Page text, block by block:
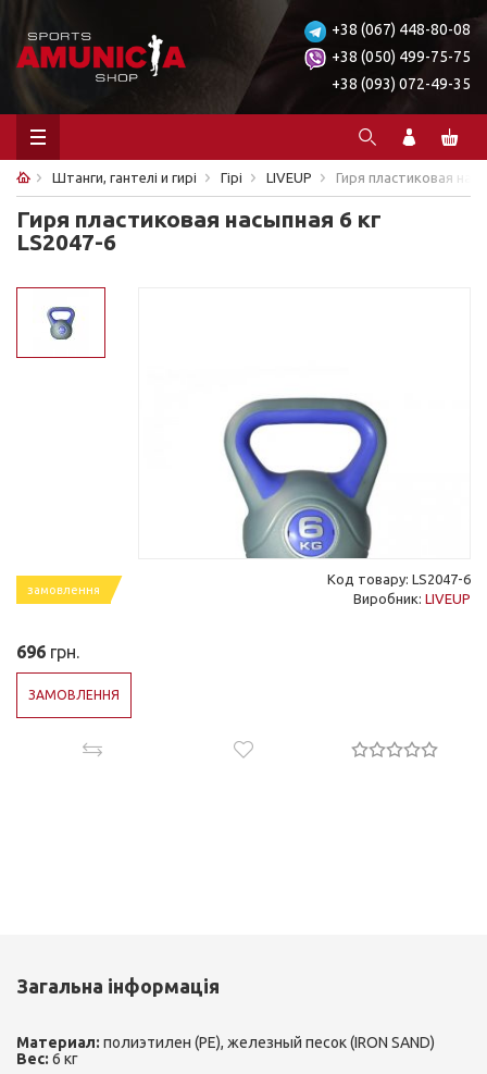
+38 (067) 448-80-08
+38 (050) 499-75-75
+38 (093) 072-49-35
Штанги, гантелі и гирі Гірі LIVEUP Гиря пластиковая
Гиря пластиковая насыпная 6 кг
LS2047-6
замовлення
Код товару: LS2047-6
Виробник: LIVEUP
696 грн.
ЗАМОВЛЕННЯ
Загальна інформація
Материал: полиэтилен (PE), железный песок (IRON SAND)
Вес: 6 кг